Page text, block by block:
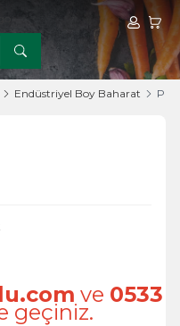
Hesabım
Endüstriyel Boy Baharat
ve 0533
geçiniz.